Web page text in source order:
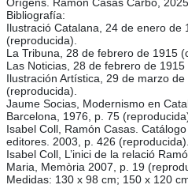
Orígens. Ramon Casas Carbó,
Bibliografía:
Ilustració Catalana, 24 de enero de
(reproducida).
La Tribuna, 28 de febrero de 1915
Las Noticias, 28 de febrero de 1915
Ilustración Artística, 29 de marzo
(reproducida).
Jaume Socias, Modernismo en
Barcelona, 1976, p. 75
Isabel Coll, Ramón Casas.
editores. 2003, p. 426 (reproducida).
Isabel Coll, L’inici de la relació
Maria, Memòria 2007, p. 19
Medidas: 130 x 98 cm; 150 x 120